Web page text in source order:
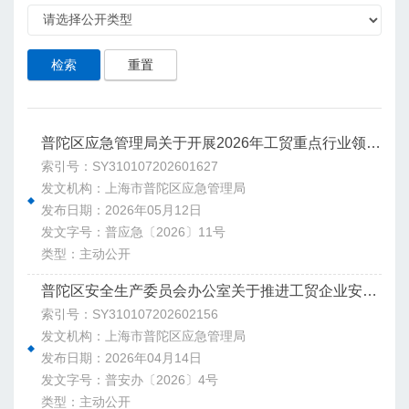
检索 重置
普陀区应急管理局关于开展2026年工贸重点行业领域专家指导服务工作的通知
索引号：SY310107202601627
发文机构：上海市普陀区应急管理局
发布日期：2026年05月12日
发文字号：普应急〔2026〕11号
类型：主动公开
普陀区安全生产委员会办公室关于推进工贸企业安全生产标准化定级工作的通知
索引号：SY310107202602156
发文机构：上海市普陀区应急管理局
发布日期：2026年04月14日
发文字号：普安办〔2026〕4号
类型：主动公开